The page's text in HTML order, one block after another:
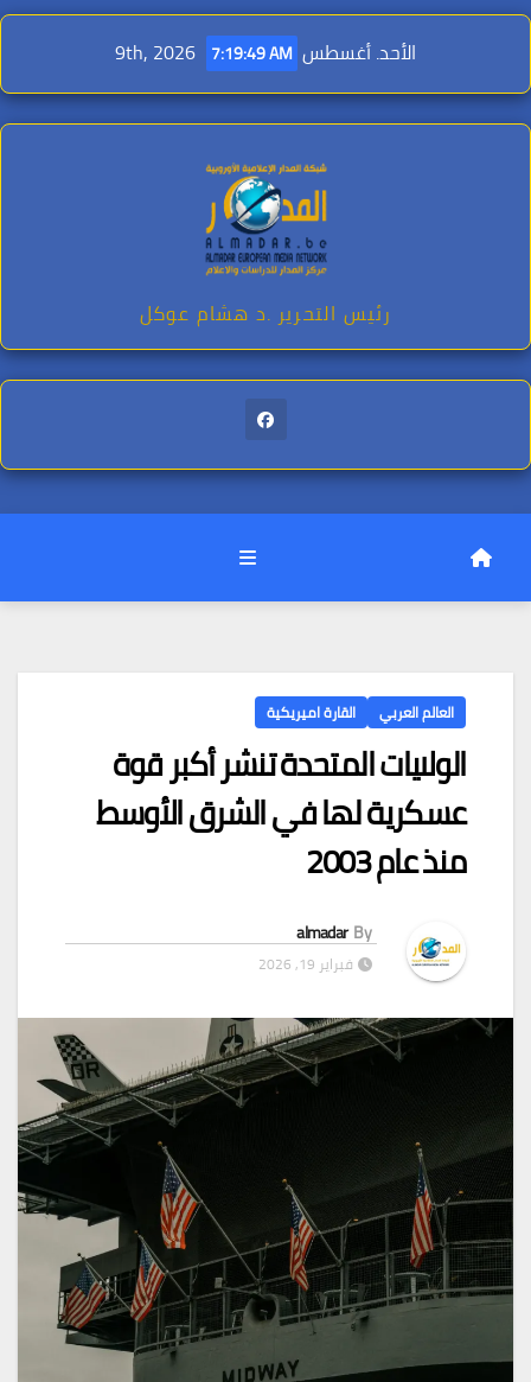
Skip
content
الأحد. أغسطس 9th, 2026 7:19:50 AM
رئيس التحرير .د هشام عوكل
العالم العربي القارة اميريكية
الولايات المتحدة تنشر أكبر قوة
عسكرية لها في الشرق الأوسط
منذ عام 2003
By
almadar
فبراير 19, 2026